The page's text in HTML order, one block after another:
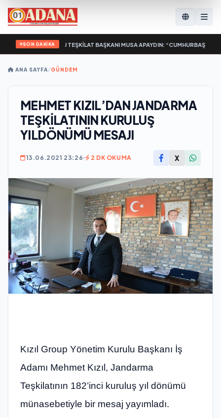
SON DAKİKA
FEDERASYONU TEŞKİLAT BAŞKANI MUSA APAYDIN:
ANA SAYFA/GÜNDEM
MEHMET KIZIL’DAN JANDARMA
TEŞKİLATININ KURULUŞ
YILDÖNÜMÜ MESAJI
13.06.2021 23:26 2 DK OKUMA X
Kızıl Group Yönetim Kurulu Başkanı İş
Adamı Mehmet Kızıl, Jandarma
Teşkilatının 182’inci kuruluş yıl dönümü
münasebetiyle bir mesaj yayımladı.